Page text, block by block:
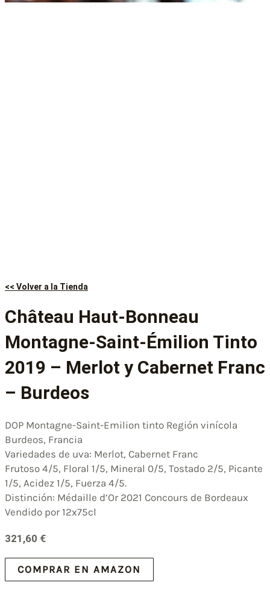
<< Volver a la Tienda
Château Haut-Bonneau
Montagne-Saint-Émilion Tinto
2019 – Merlot y Cabernet Franc
– Burdeos
DOP Montagne-Saint-Emilion tinto Región vinícola
Burdeos, Francia
Variedades de uva: Merlot, Cabernet Franc
Frutoso 4/5, Floral 1/5, Mineral 0/5, Tostado 2/5, Picante
1/5, Acidez 1/5, Fuerza 4/5.
Distinción: Médaille d’Or 2021 Concours de Bordeaux
Vendido por 12x75cl
321,60 €
COMPRAR EN AMAZON